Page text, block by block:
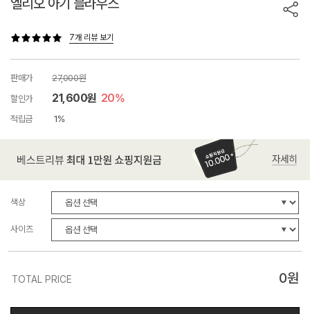
엘리오 아기 블라우스
7개 리뷰 보기
판매가
27,000원
할인가
21,600원 20%
적립금 1%
색상
사이즈
TOTAL PRICE 0원